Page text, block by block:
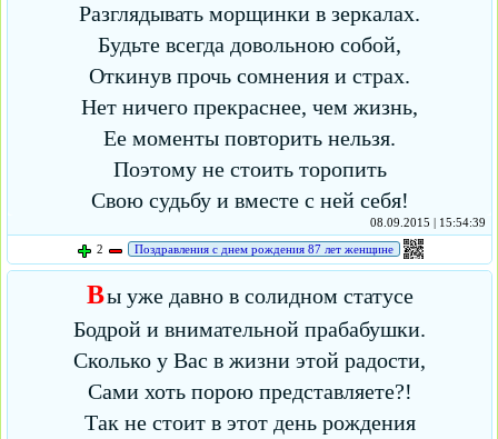
Разглядывать морщинки в зеркалах.
Будьте всегда довольною собой,
Откинув прочь сомнения и страх.
Нет ничего прекраснее, чем жизнь,
Ее моменты повторить нельзя.
Поэтому не стоить торопить
Свою судьбу и вместе с ней себя!
08.09.2015 | 15:54:39
2
Поздравления с днем рождения 87 лет женщине
Вы уже давно в солидном статусе
Бодрой и внимательной прабабушки.
Сколько у Вас в жизни этой радости,
Сами хоть порою представляете?!
Так не стоит в этот день рождения